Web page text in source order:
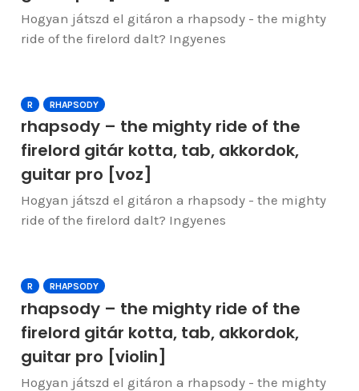
Hogyan játszd el gitáron a rhapsody - the mighty
ride of the firelord dalt? Ingyenes
R RHAPSODY
rhapsody – the mighty ride of the
firelord gitár kotta, tab, akkordok,
guitar pro [voz]
Hogyan játszd el gitáron a rhapsody - the mighty
ride of the firelord dalt? Ingyenes
R RHAPSODY
rhapsody – the mighty ride of the
firelord gitár kotta, tab, akkordok,
guitar pro [violin]
Hogyan játszd el gitáron a rhapsody - the mighty